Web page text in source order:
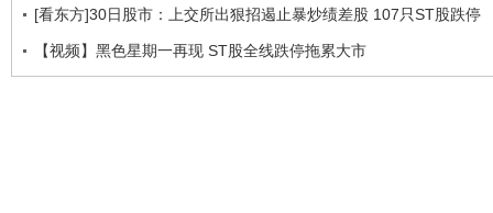
[看东方]30日股市：上交所出狠招遏止暴炒绩差股 107只ST股跌停
【视频】黑色星期一再现 ST股全线跌停拖累大市